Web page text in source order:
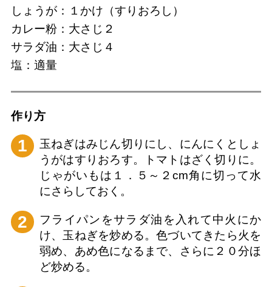
しょうが：１かけ（すりおろし）
カレー粉：大さじ２
サラダ油：大さじ４
塩：適量
作り⽅
1
玉ねぎはみじん切りにし、にんにくとしょ
うがはすりおろす。トマトはざく切りに。
じゃがいもは１．５～２cm角に切って水
にさらしておく。
2
フライパンをサラダ油を入れて中火にか
け、玉ねぎを炒める。色づいてきたら火を
弱め、あめ色になるまで、さらに２０分ほ
ど炒める。